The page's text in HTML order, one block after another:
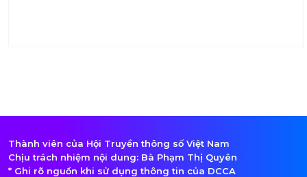
Thành viên của Hội Truyền thông số Việt Nam
Chịu trách nhiệm nội dung: Bà Phạm Thị Quyên
* Ghi rõ nguồn khi sử dụng thông tin của DCCA